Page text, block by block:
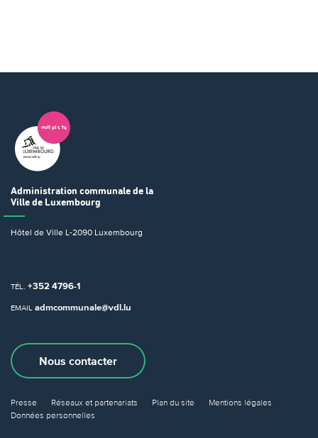
Administration communale de la
Ville de Luxembourg
Hôtel de Ville L-2090 Luxembourg
TÉL. +352 4796-1
EMAIL admcommunale@vdl.lu
Nous contacter
Presse Réseaux et partenariats Plan du site
Mentions légales
Données personnelles